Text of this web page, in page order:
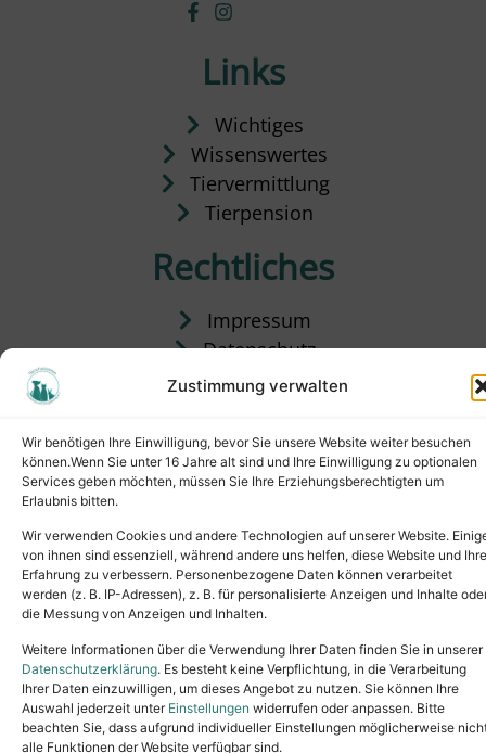
Zustimmung verwalten
Wir benötigen Ihre Einwilligung, bevor Sie unsere Website weiter besuchen
können.Wenn Sie unter 16 Jahre alt sind und Ihre Einwilligung zu optionalen
Services geben möchten, müssen Sie Ihre Erziehungsberechtigten um
Erlaubnis bitten.
Wir verwenden Cookies und andere Technologien auf unserer Website.
von ihnen sind essenziell, während andere uns helfen, diese Website und Ihre
Erfahrung zu verbessern. Personenbezogene Daten können verarbeitet
werden (z. B. IP-Adressen), z. B. für personalisierte Anzeigen und Inhalte
die Messung von Anzeigen und Inhalten.
Weitere Informationen über die Verwendung Ihrer Daten finden Sie in unserer
Datenschutzerklärung. Es besteht keine Verpflichtung, in die Verarbeitung
Ihrer Daten einzuwilligen, um dieses Angebot zu nutzen. Sie können Ihre
Auswahl jederzeit unter Einstellungen widerrufen oder anpassen. Bitte
beachten Sie, dass aufgrund individueller Einstellungen möglicherweise
alle Funktionen der Website verfügbar sind.
Links
Wichtiges
Wissenswertes
Tiervermittlung
Tierpension
Rechtliches
Impressum
Datenschutz
Satzung
Copyright © 2024. All rights reserved.
Tel.: (02631) 55356buero@tierheim-neuwied.de
Ludwigshof 1, 56567 Neuwied